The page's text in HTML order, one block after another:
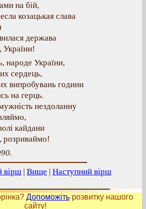
на бій,
козацькая слава
держава
України!
народе України,
сердець,
випробувань години
на герць.
нездоланну
кайдани
розриваймо!
вірш | Вище | Наступний вірш
Допоможітьрозвитку нашого
сайту!